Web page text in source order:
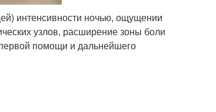
интенсивности ночью, ощущении
узлов, расширение зоны боли
помощи и дальнейшего